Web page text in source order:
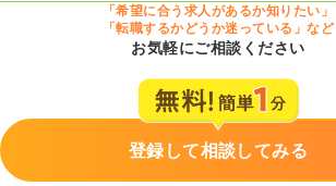
「希望に合う求人があるか知りたい」
「転職するかどうか迷っている」など
お気軽にご相談ください
登録して相談してみる